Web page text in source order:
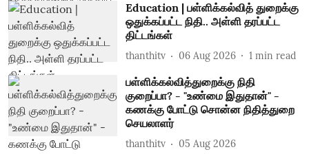
Education | பள்ளிக்கல்வித் துறைக்கு
ஒதுக்கப்பட்ட நிதி.. அள்ளி தரப்பட்ட
திட்டங்கள்
thanthitv 06 Aug 2026 1 min read
பள்ளிக்கல்வித்துறைக்கு நிதி
குறைப்பா? - "உண்மை இதுதான்" -
கணக்கு போட்டு சொன்ன நிதித்துறை
செயலாளர்
thanthitv 05 Aug 2026